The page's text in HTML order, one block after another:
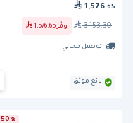
1,576.65
3,153.30 وفّر 1,576.65
توصيل مجاني
بائع موثق
50% خصم